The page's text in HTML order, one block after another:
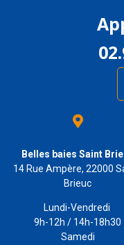
Belles baies Saint
14 Rue Ampère, 22000
Brieuc
Lundi-Vendredi
9h-12h / 14h-18h30
Samedi